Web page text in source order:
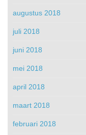
augustus 2018
juli 2018
juni 2018
mei 2018
april 2018
maart 2018
februari 2018